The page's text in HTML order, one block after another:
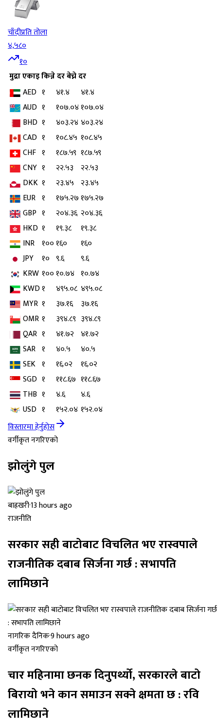
चाँदीप्रति तोला
४,५८०
१०
मुद्राएकाइकिन्ने दरबेच्ने दर
AED १ ४१.४
४१.४
AUD १ १०७.०४१०७.०४
BHD १ ४०३.२४ ४०३.२४
CAD १ १०८.४५ १०८.४५
CHF १ १८७.५९ १८७.५९
CNY १ २२.५३
२२.५३
DKK १ २३.४५ २३.४५
EUR १ १७५.२७१७५.२७
GBP १ २०४.३६ २०४.३६
HKD १ १९.३८
१९.३८
INR १००१६०
१६०
JPY
१० ९.६
९.६
KRW १००१०.७४ १०.७४
KWD१ ४९५.०८ ४९५.०८
MYR १ ३७.१६
३७.१६
OMR १ ३९४.८९ ३९४.८९
QAR १ ४१.७२ ४१.७२
SAR १ ४०.५
४०.५
SEK १ १६.०२
१६.०२
SGD १ ११८.६७ ११८.६७
THB १ ४.६
४.६
USD १ १५२.०४ १५२.०४
विस्तारमा हेर्नुहोस
वर्गीकृत नगरिएको
झोलुंगे पुल
बाह्रखरी·13 hours ago
राजनीति
सरकार सही बाटोबाट विचलित भए रास्वपाले
राजनीतिक दबाब सिर्जना गर्छ : सभापति
लामिछाने
नागरिक दैनिक·9 hours ago
वर्गीकृत नगरिएको
चार महिनामा छनक दिनुपर्थ्यो, सरकारले बाटो
बिरायो भने कान समाउन सक्ने क्षमता छ : रवि
लामिछाने